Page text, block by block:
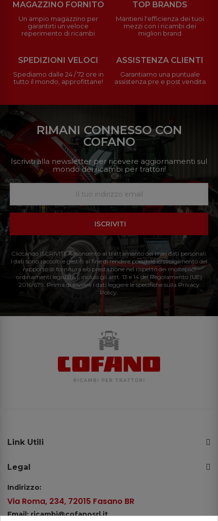
MAGAZZINO FORNITO
Un ampio magazzino per
garantirti un veloce
reperimento di ricambi
TOP BRANDS
Mantieni l'efficienza dei tuoi
mezzi con i ricambi dei
migliori brand
SPEDIZIONI VELOCI
Spediamo dalle 24 / 72 ore in
tutto il mondo, approfittane!
ASSISTENZA CLIENTI
Garantiamo una puntuale
assistenza pre e post vendita
RIMANI CONNESSO CON
COFANO
Iscriviti alla newsletter per ricevere aggiornamenti sul
mondo dei ricambi per trattori!
ISCRIVITI
Cliccando ISCRIVITI: Acconsento al trattamento dei miei dati personali.
I dati sono raccolti e gestiti al fine di rendere possibile lo svolgimento del
rapporto di fornitura e/o prestazione nel rispetto dei molteplici
ordinamenti legislativi, inclusi gli artt. 13 e 14 del Regolamento (UE)
2016/679. Prima di inviare i dati leggere le specifiche sulla Privacy
Policy.
Link Utili
Legal
Indirizzo:
Via Roma, 234, 72015 Fasano BR
Email: ricambi@cofanosrl.it